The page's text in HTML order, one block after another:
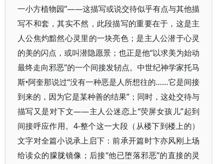
一小方植物园”——这描写或说交待似乎有点与其他描
写不和套，其实不然，此段描写的重要在于，这是主
人公焦灼黯然心灵里的一块亮色；是主人公潜于心灵
的美的闪点，或叫潜隐愿景；也正是他“以求美为始动
最终走向邪恶”的一个间接发轫点。中世纪神学家托马
斯•阿奎那说过“没有一种恶是人所想往的……它是间接
到来的，因为它是某种善的结果”；同时，这处交待与
描写又是对下文——主人公迷恋上“荧屏女孩儿”起到
间接呼应作用。4-整个这一大段（从楼下到楼上的）
文字对全篇小说承上启下：前承开篇时卞亦风刚上场
给读众的朦胧镜像；后接“他已堕落邪恶”的直接的灵